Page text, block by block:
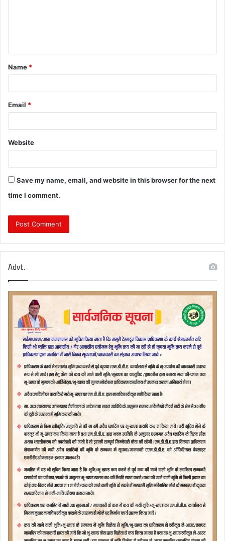
t
*
Name *
Email *
Website
Save my name, email, and website in this browser for the next
time I comment.
Advt.